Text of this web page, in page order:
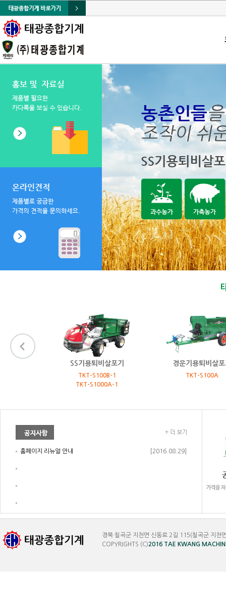
SS기용퇴비살포기
TKT-S100B-1
TKT-S1000A-1
경운기용퇴비살포
TKT-S100A
홈페이지 리뉴얼 안내 [2016.08.29]
경북 칠곡군 지천면 신동로 2길 115(칠곡군
COPYRIGHTS (C)2016 TAE KWANG